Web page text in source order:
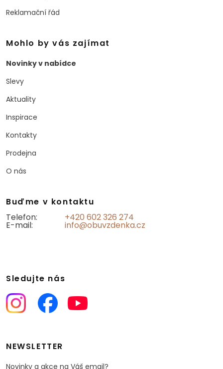
Reklamační řád
Mohlo by vás zajímat
Novinky v nabídce
Slevy
Aktuality
Inspirace
Kontakty
Prodejna
O nás
Buďme v kontaktu
Telefon:
+420 602 326 274
E-mail: info@obuvzdenka.cz
Sledujte nás
NEWSLETTER
Novinky a akce na Váš email?